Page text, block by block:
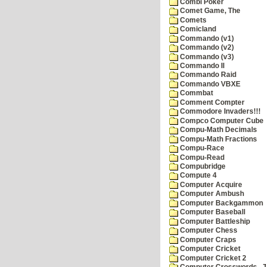
Combi Poker
Comet Game, The
Comets
Comicland
Commando (v1)
Commando (v2)
Commando (v3)
Commando II
Commando Raid
Commando VBXE
Commbat
Comment Compter
Commodore Invaders!!!
Compco Computer Cube
Compu-Math Decimals
Compu-Math Fractions
Compu-Race
Compu-Read
Compubridge
Compute 4
Computer Acquire
Computer Ambush
Computer Backgammon
Computer Baseball
Computer Battleship
Computer Chess
Computer Craps
Computer Cricket
Computer Cricket 2